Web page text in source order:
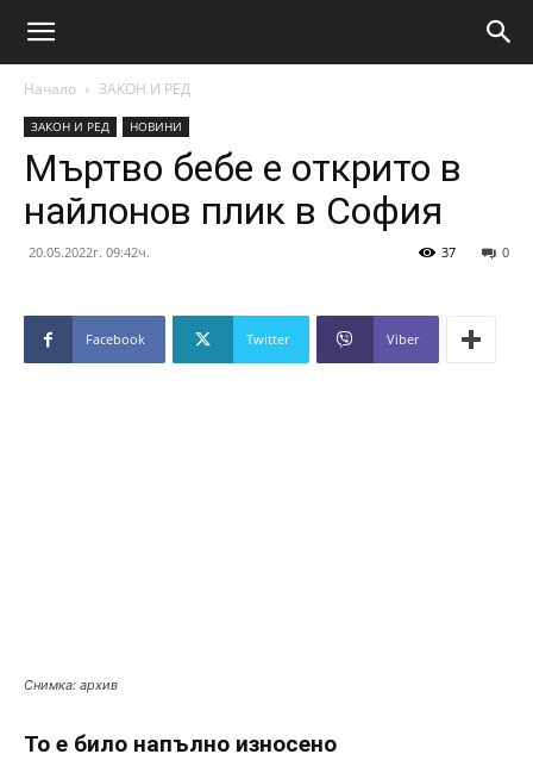
Начало ЗАКОН И РЕД
ЗАКОН И РЕД НОВИНИ
Мъртво бебе е открито в
найлонов плик в София
20.05.2022г. 09:42ч. 0
37
Facebook Twitter Viber
Снимка: архив
То е било напълно износено